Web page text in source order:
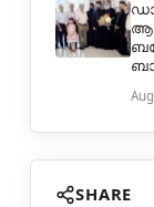
SHARE